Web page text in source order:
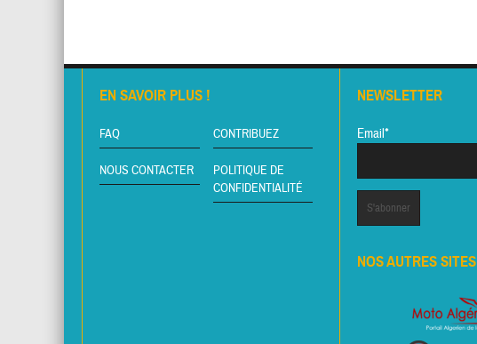
EN SAVOIR PLUS !
FAQ CONTRIBUEZ
NOUS CONTACTER
POLITIQUE DE
CONFIDENTIALITÉ
NEWSLETTER
Email*
NOS AUTRES SITES